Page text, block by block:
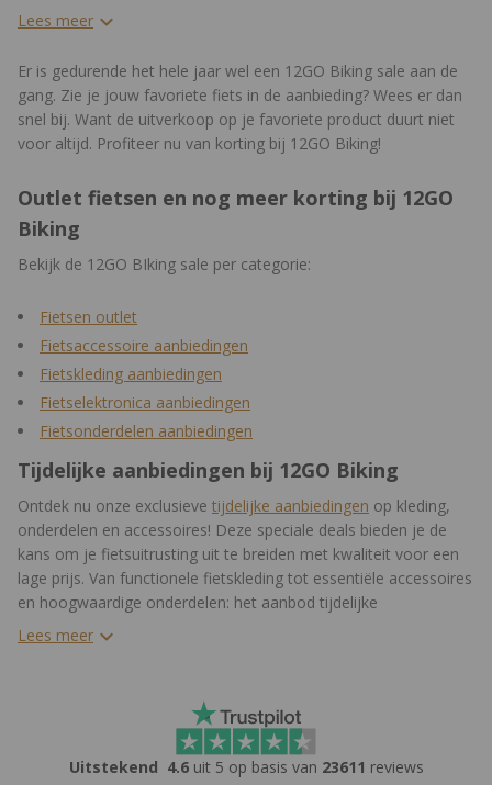
relatief goedkoop je favoriete accessoires en fietskleding bij
Lees meer
Er is gedurende het hele jaar wel een 12GO Biking sale aan de
gang. Zie je jouw favoriete fiets in de aanbieding? Wees er dan
snel bij. Want de uitverkoop op je favoriete product duurt niet
voor altijd. Profiteer nu van korting bij 12GO Biking!
Outlet fietsen en nog meer korting bij 12GO
Biking
Bekijk de 12GO BIking sale per categorie:
Fietsen outlet
Fietsaccessoire aanbiedingen
Fietskleding aanbiedingen
Fietselektronica aanbiedingen
Fietsonderdelen aanbiedingen
Tijdelijke aanbiedingen bij 12GO Biking
Ontdek nu onze exclusieve tijdelijke aanbiedingen op kleding,
onderdelen en accessoires! Deze speciale deals bieden je de
kans om je fietsuitrusting uit te breiden met kwaliteit voor een
lage prijs. Van functionele fietskleding tot essentiële accessoires
en hoogwaardige onderdelen: het aanbod tijdelijke
aanbiedingen is divers maar ook constant in beweging. We
Lees meer
Uitstekend 4.6uit 5 op basis van 23611 reviews